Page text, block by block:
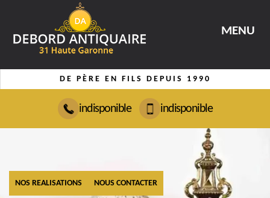
MENU
DE PÈRE EN FILS DEPUIS 1990
indisponible indisponible
NOS REALISATIONS NOUS CONTACTER